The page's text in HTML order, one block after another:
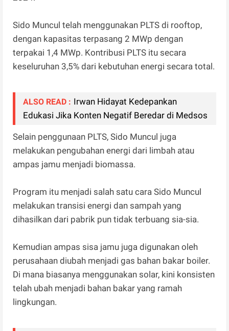
Sido Muncul telah menggunakan PLTS di rooftop,
dengan kapasitas terpasang 2 MWp dengan
terpakai 1,4 MWp. Kontribusi PLTS itu secara
keseluruhan 3,5% dari kebutuhan energi secara total.
ALSO READ : Irwan Hidayat Kedepankan
Edukasi Jika Konten Negatif Beredar di Medsos
Selain penggunaan PLTS, Sido Muncul juga
melakukan pengubahan energi dari limbah atau
ampas jamu menjadi biomassa.
Program itu menjadi salah satu cara Sido Muncul
melakukan transisi energi dan sampah yang
dihasilkan dari pabrik pun tidak terbuang sia-sia.
Kemudian ampas sisa jamu juga digunakan oleh
perusahaan diubah menjadi gas bahan bakar boiler.
Di mana biasanya menggunakan solar, kini konsisten
telah ubah menjadi bahan bakar yang ramah
lingkungan.